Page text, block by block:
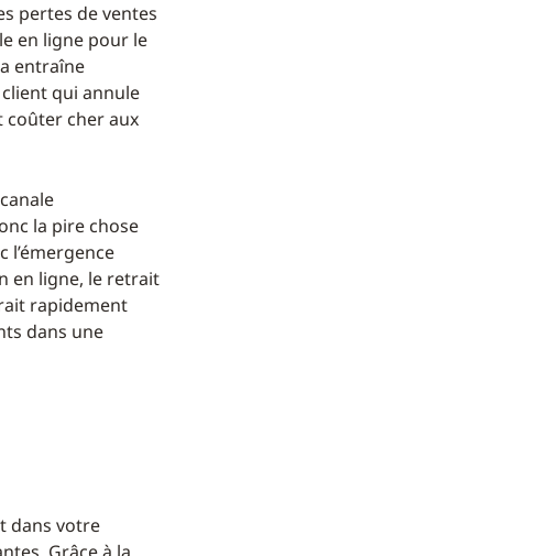
pertes de ventes
en ligne pour le
entraîne
qui annule
coûter cher aux
la pire chose
l’émergence
en ligne, le retrait
rapidement
dans une
dans votre